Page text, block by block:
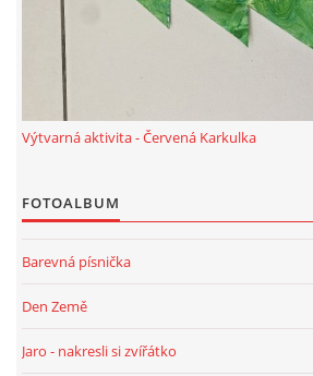
TÝDENNÍ PLÁNY
SMYSLOVÁ AKTIVITA
MONTESSORI AKTIVITA
JÓGOVÉ CVIČENÍ, TYPY, RADY, RECENZE
STÁTNÍ SVÁTKY
Výtvarná aktivita - Červená Karkulka
FOTOALBUM
Barevná písnička
Den Země
Jaro - nakresli si zvířátko